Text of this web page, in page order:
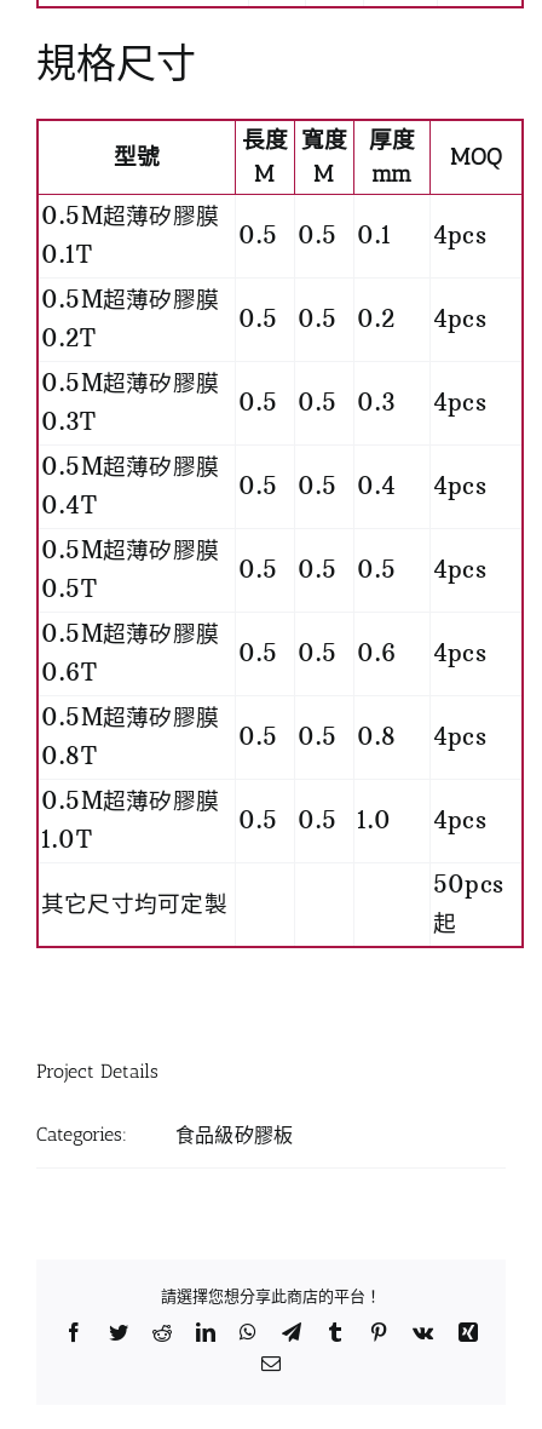
規格尺寸
型號
長度
M
寬度
M
厚度
mm
MOQ
0.5M超薄矽膠膜
0.1T
0.5 0.5 0.1 4pcs
0.5M超薄矽膠膜
0.2T
0.5 0.5 0.2 4pcs
0.5M超薄矽膠膜
0.3T
0.5 0.5 0.3 4pcs
0.5M超薄矽膠膜
0.4T
0.5 0.5 0.4 4pcs
0.5M超薄矽膠膜
0.5T
0.5 0.5 0.5 4pcs
0.5M超薄矽膠膜
0.6T
0.5 0.5 0.6 4pcs
0.5M超薄矽膠膜
0.8T
0.5 0.5 0.8 4pcs
0.5M超薄矽膠膜
1.0T
0.5 0.5 1.0 4pcs
其它尺寸均可定製
50pcs
起
Project Details
Categories: 食品級矽膠板
請選擇您想分享此商店的平台！
Facebook
TwitterRedditLinkedInWhatsApp
TelegramTumblr Pinterest
Vk
Xing
Email: